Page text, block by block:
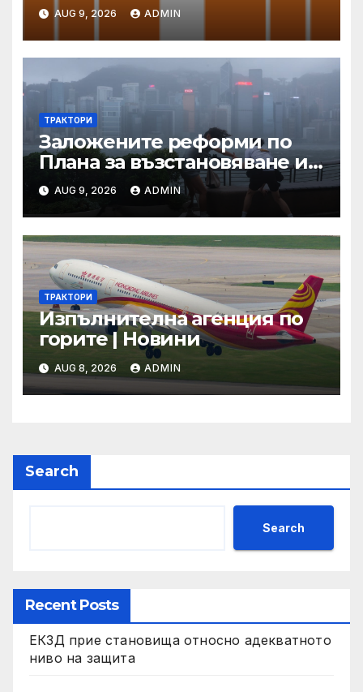
на защита
AUG 9, 2026 ADMIN
ТРАКТОРИ
Заложените реформи по
Плана за възстановяване и
устойчивост в част
енергетика са
неизпълними
AUG 9, 2026 ADMIN
ТРАКТОРИ
Изпълнителна агенция по
горите | Новини
AUG 8, 2026 ADMIN
Search
Search
Recent Posts
ЕКЗД прие становища относно адекватното
ниво на защита